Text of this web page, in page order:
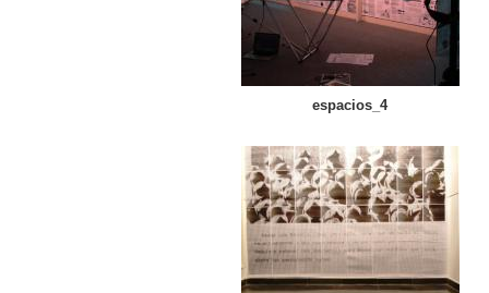
espacios_4